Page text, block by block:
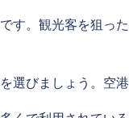
す。観光客を狙
びましょう。空